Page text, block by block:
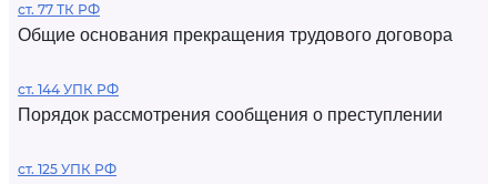
ст. 77 ТК РФ
Общие основания прекращения трудового договора
ст. 144 УПК РФ
Порядок рассмотрения сообщения о преступлении
ст. 125 УПК РФ